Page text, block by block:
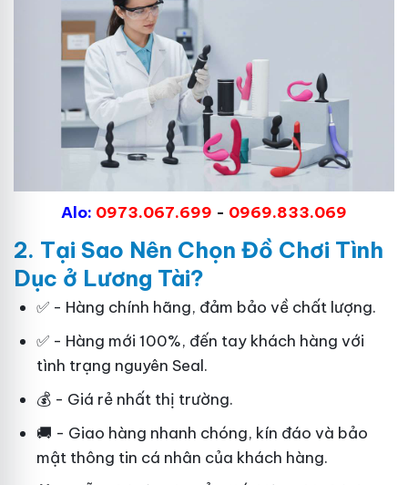
Alo: 0973.067.699 - 0969.833.069
2. Tại Sao Nên Chọn Đồ Chơi Tình
Dục ở Lương Tài?
✅ - Hàng chính hãng, đảm bảo về chất lượng.
✅ - Hàng mới 100%, đến tay khách hàng với
tình trạng nguyên Seal.
💰 - Giá rẻ nhất thị trường.
🚚 - Giao hàng nhanh chóng, kín đáo và bảo
mật thông tin cá nhân của khách hàng.